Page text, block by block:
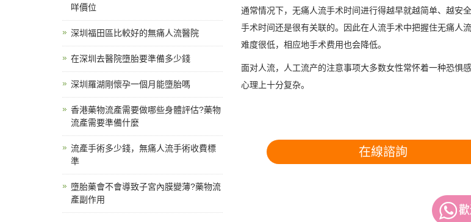
通常情况下，无痛人流手术时间进行得越早就越简单、越安
手术时间还是很有关联的。因此在人流手术中把握住无痛人
难度很低，相应地手术费用也会降低。
面对人流，人工流产的注意事项大多数女性常怀着一种恐惧
心理上十分复杂。
在線諮詢
咩價位
深圳福田區比較好的無痛人流醫院
在深圳去醫院墮胎要準備多少錢
深圳羅湖剛懷孕一個月能墮胎嗎
香港藥物流產需要做哪些身體評估?藥物
流產需要準備什麼
流產手術多少錢，無痛人流手術收費標
準
墮胎藥會不會導致子宮內膜變薄?藥物流
產副作用